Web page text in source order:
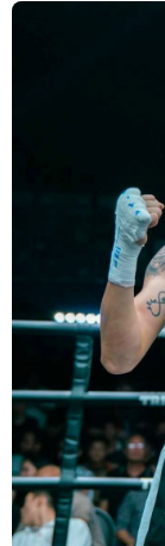
Trong khi đó,
Dù chỉ thi đấu một
những màn trình
thành tích 25
thủ lâu năm
thuận trong trận
tại Madison
Chiến thắng này
Serrano vào các
bất kỳ nghi ngờ
Sẽ còn thêm nhiều